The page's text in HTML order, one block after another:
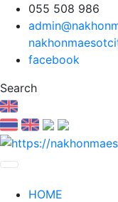
055 508 986
facebook
Search
HOME